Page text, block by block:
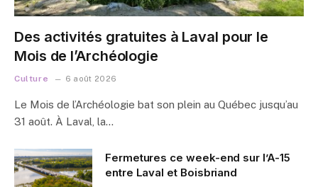
Des activités gratuites à Laval pour le
Mois de l’Archéologie
Culture 6 août 2026
Le Mois de l’Archéologie bat son plein au Québec jusqu’au
31 août. À Laval, la…
Fermetures ce week-end sur l’A-15
entre Laval et Boisbriand